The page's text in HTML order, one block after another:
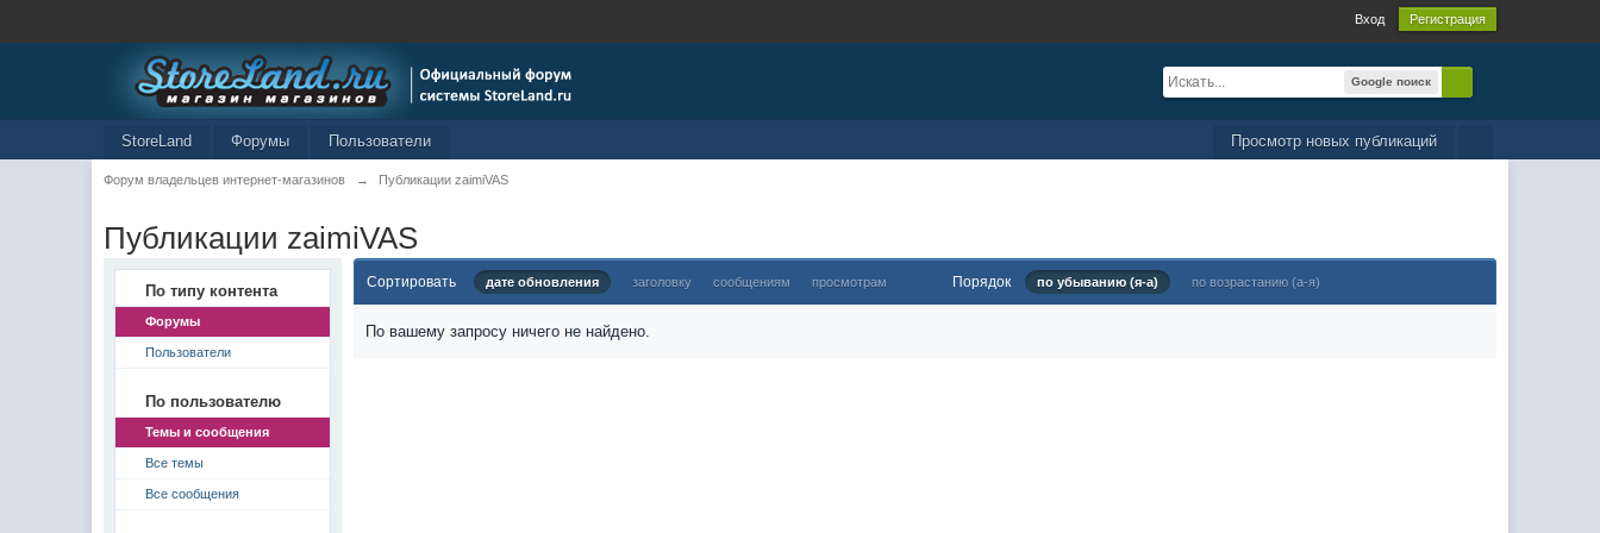
Вход Регистрация
Google поиск
Просмотр новых публикаций
StoreLand Форумы Пользователи
Форум владельцев интернет-магазинов → Публикации zaimiVAS
Публикации zaimiVAS
По типу контента
Форумы
Пользователи
По пользователю
Темы и сообщения
Все темы
Все сообщения
Сортировать дате обновления заголовку сообщениям просмотрам Порядок по убыванию (я-а) по возрастанию (а-я)
По вашему запросу ничего не найдено.